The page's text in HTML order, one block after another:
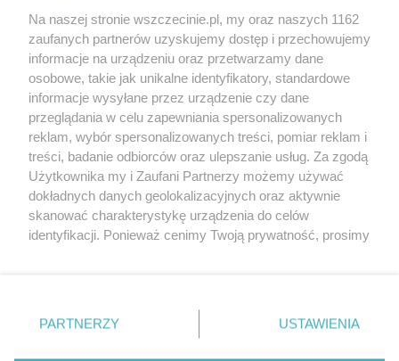
Wernisaże
Więcej
Specjalny koncert z okazji
20. urodzin portalu
wSzczecinie.pl
Regulamin konkursów
śniadaniówka "Hej
Szczecin! Jest piątek!"
Partnerzy
Praca Szczecin
Na naszej stronie wszczecinie.pl, my oraz naszych 1162
zaufanych partnerów uzyskujemy dostęp i przechowujemy
informacje na urządzeniu oraz przetwarzamy dane
osobowe, takie jak unikalne identyfikatory, standardowe
informacje wysyłane przez urządzenie czy dane
przeglądania w celu zapewniania spersonalizowanych
reklam, wybór spersonalizowanych treści, pomiar reklam i
treści, badanie odbiorców oraz ulepszanie usług. Za zgodą
Użytkownika my i Zaufani Partnerzy możemy używać
dokładnych danych geolokalizacyjnych oraz aktywnie
skanować charakterystykę urządzenia do celów
identyfikacji. Ponieważ cenimy Twoją prywatność, prosimy
prywatności znajdujący się w lewym dolnym rogu strony
. Niektóre rodzaje przetwarzania danych nie wymagają
PARTNERZY USTAWIENIA